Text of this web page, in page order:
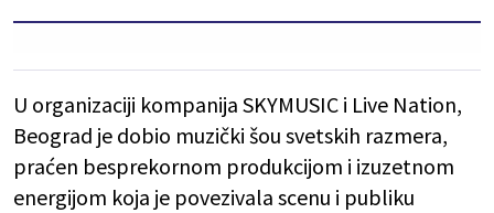
U organizaciji kompanija SKYMUSIC i Live Nation,
Beograd je dobio muzički šou svetskih razmera,
praćen besprekornom produkcijom i izuzetnom
energijom koja je povezivala scenu i publiku